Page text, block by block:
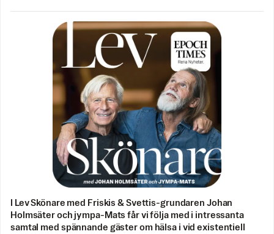
I Lev Skönare med Friskis & Svettis-grundaren Johan
Holmsäter och jympa-Mats får vi följa med i intressanta
samtal med spännande gäster om hälsa i vid existentiell